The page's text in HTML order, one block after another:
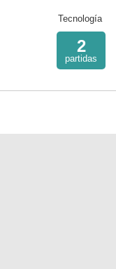
Tecnología
2
partidas